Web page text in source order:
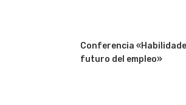
Conferencia
futuro del empleo»